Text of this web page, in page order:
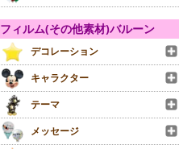
フィルム(その他素材)バルーン
デコレーション
キャラクター
テーマ
メッセージ